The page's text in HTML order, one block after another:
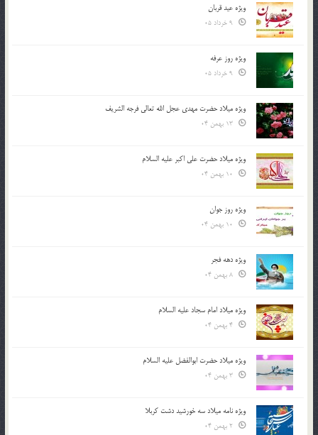
ویژه عید قربان
ویژه روز عرفه
ویژه میلاد حضرت مهدی عجل الله تعالی فرجه الشريف
ویژه میلاد حضرت علی اکبر علیه السلام
ویژه روز جوان
ویژه دهه فجر
ویژه میلاد امام سجاد علیه السلام
ویژه میلاد حضرت ابوالفضل علیه السلام
ویژه نامه میلاد سه خورشید دشت کربلا